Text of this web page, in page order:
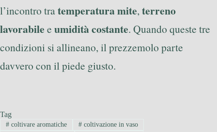
l’incontro tratemperatura mite, terreno
lavorabile e umidità costante. Quando queste tre
condizioni si allineano, il prezzemolo parte
davvero con il piede giusto.
Tag
#coltivare aromatiche #coltivazione in vaso